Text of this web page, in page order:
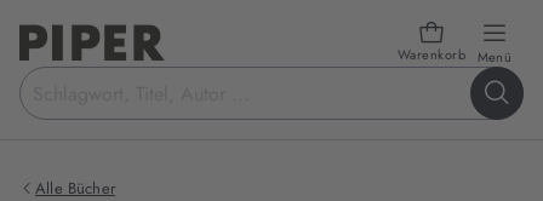
Warenkorb Menü
Suchbegriff
eingeben
Alle Bücher